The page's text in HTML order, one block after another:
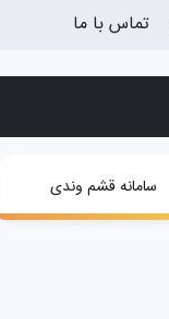
تماس با ما
سامانه قشم وندی